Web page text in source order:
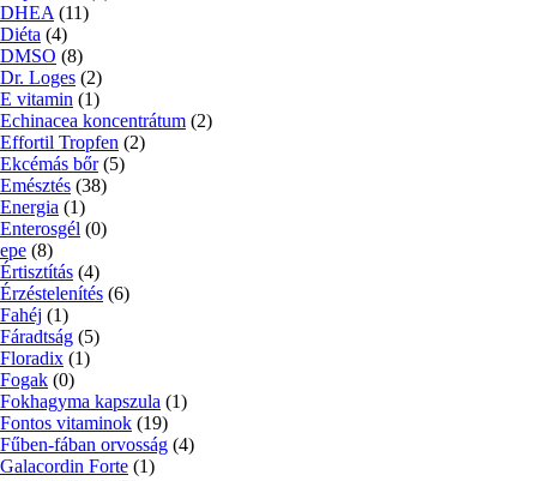
DHEA (11)
Diéta (4)
DMSO (8)
Dr. Loges (2)
E vitamin (1)
Echinacea koncentrátum (2)
Effortil Tropfen (2)
Ekcémás bőr (5)
Emésztés (38)
Energia (1)
Enterosgél (0)
epe (8)
Értisztítás (4)
Érzéstelenítés (6)
Fahéj (1)
Fáradtság (5)
Floradix (1)
Fogak (0)
Fokhagyma kapszula (1)
Fontos vitaminok (19)
Fűben-fában orvosság (4)
Galacordin Forte (1)